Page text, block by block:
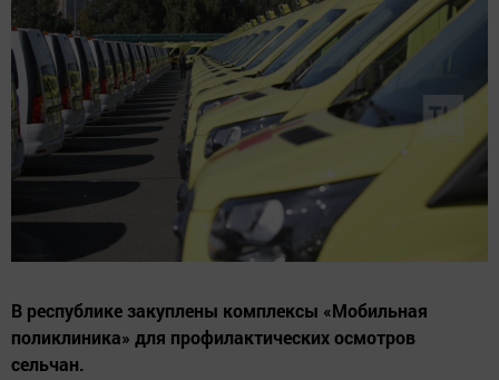
В республике закуплены комплексы «Мобильная
поликлиника» для профилактических осмотров
сельчан.